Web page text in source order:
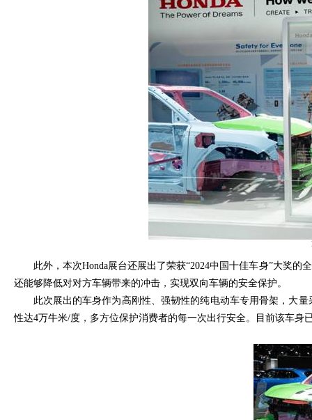
此外，本次Honda展台还展出了荣获“2024中国十佳车身”大奖的
还能够降低对对方车辆带来的冲击，实现双向车辆的安全保护。
此次展出的车身作为高刚性、强韧性的纯电动车专用骨架，大
性达4万牛米/度，多方位保护消费者的每一次出行安全。目前该车身